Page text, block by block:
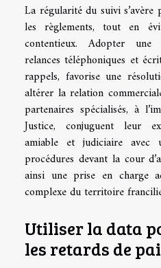
La régularité du suivi
les règlements, tout en
contentieux. Adopter une
relances téléphoniques et
rappels, favorise une
altérer la relation
partenaires spécialisés, à
Justice, conjuguent leur
amiable et judiciaire avec
procédures devant la cour
ainsi une prise en charge
complexe du territoire
Utiliser la data
les retards de